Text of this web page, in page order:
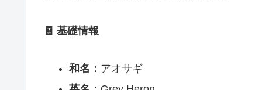
🧾 基礎情報
和名： アオサギ